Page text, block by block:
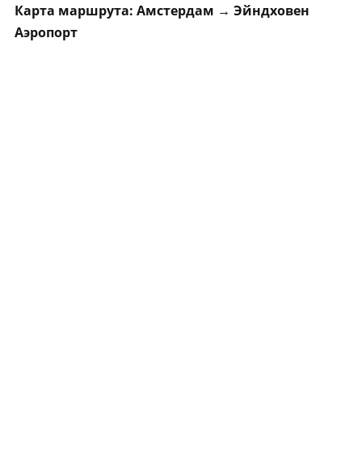
Карта маршрута: Амстердам → Эйндховен
Аэропорт